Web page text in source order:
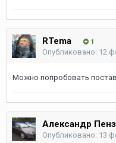
RTema 1
Опубликовано: 12
Можно попробовать
Александр
Опубликовано: 13